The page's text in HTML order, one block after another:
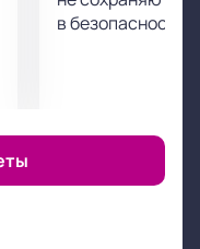
в безопасности.